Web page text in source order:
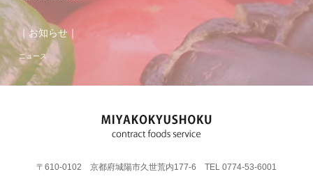
｜お知らせ｜
ニュース
〒610-0102 京都府城陽市久世荒内177-6 TEL 0774-53-6001